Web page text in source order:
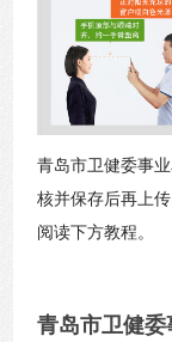
青岛市卫健委事
核并保存后再上
阅读下方教程。
青岛市卫健